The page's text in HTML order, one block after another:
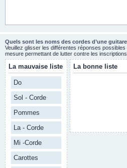
Quels sont les noms des cordes d’une guitare
Veuillez glisser les différentes réponses
mesure permettant de lutter contre les inscriptions
La mauvaise liste
Do
Sol - Corde
Pommes
La - Corde
Mi -Corde
Carottes
La bonne liste